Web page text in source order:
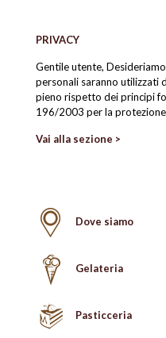
PRIVACY
Gentile utente,
personali saranno utilizzati
pieno rispetto dei principi
196/2003 per la
Vai alla sezione >
Dove siamo
Gelateria
Pasticceria